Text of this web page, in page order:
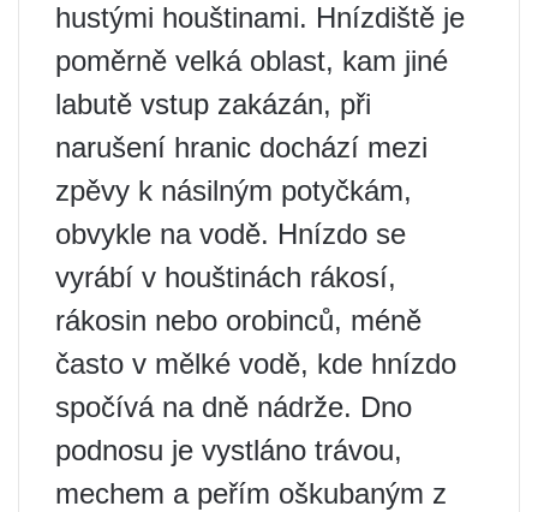
hustými houštinami. Hnízdiště je
poměrně velká oblast, kam jiné
labutě vstup zakázán, při
narušení hranic dochází mezi
zpěvy k násilným potyčkám,
obvykle na vodě. Hnízdo se
vyrábí v houštinách rákosí,
rákosin nebo orobinců, méně
často v mělké vodě, kde hnízdo
spočívá na dně nádrže. Dno
podnosu je vystláno trávou,
mechem a peřím oškubaným z